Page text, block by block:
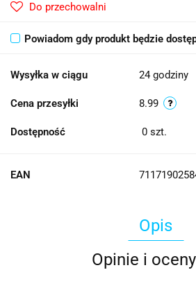
Do przechowalni
Powiadom gdy produkt będzie
Wysyłka w ciągu 24 godziny
Cena przesyłki 8.99
Dostępność 0 szt.
EAN
Opis
Opinie i